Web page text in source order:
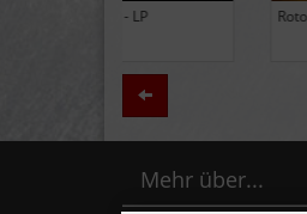
Black Lung - Ancients - LP
Zurück
Mehr über...